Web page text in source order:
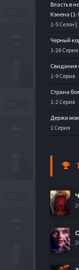
2021
2022
2023
Что
Власть в
Кэнена (1-
1-5 Сезон |
Черный
1-26 Серия
Свидания
1-9 Серия
Страна
1-2 Серия
Держи мою
1 Серия